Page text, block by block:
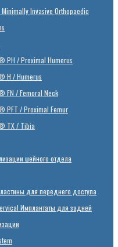
Invasive Orthopaedic
PH / Proximal Humerus
H / Humerus
FN / Femoral Neck
PFT / Proximal Femur
TX / Tibia
шейного отдела
для переднего доступа
Имплантаты для задней